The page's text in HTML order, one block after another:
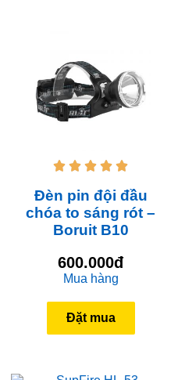
    
Đèn pin đội đầu
chóa to sáng rót –
Boruit B10
600.000đ
Mua hàng
Đặt mua